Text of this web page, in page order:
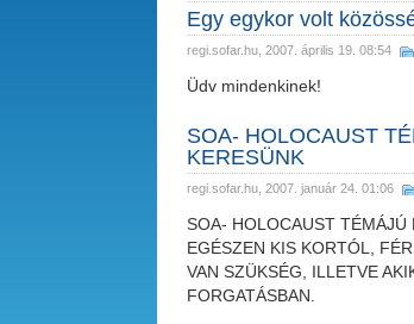
Egy egykor volt
regi.sofar.hu , 2007. április 19. 08:54
Üdv mindenkinek!
SOA- HOLOCAUST
KERESÜNK
regi.sofar.hu , 2007. január 24. 01:06
SOA- HOLOCAUST TÉMÁJÚ
EGÉSZEN KIS KORTÓL,
VAN SZÜKSÉG, ILLETVE
FORGATÁSBAN.